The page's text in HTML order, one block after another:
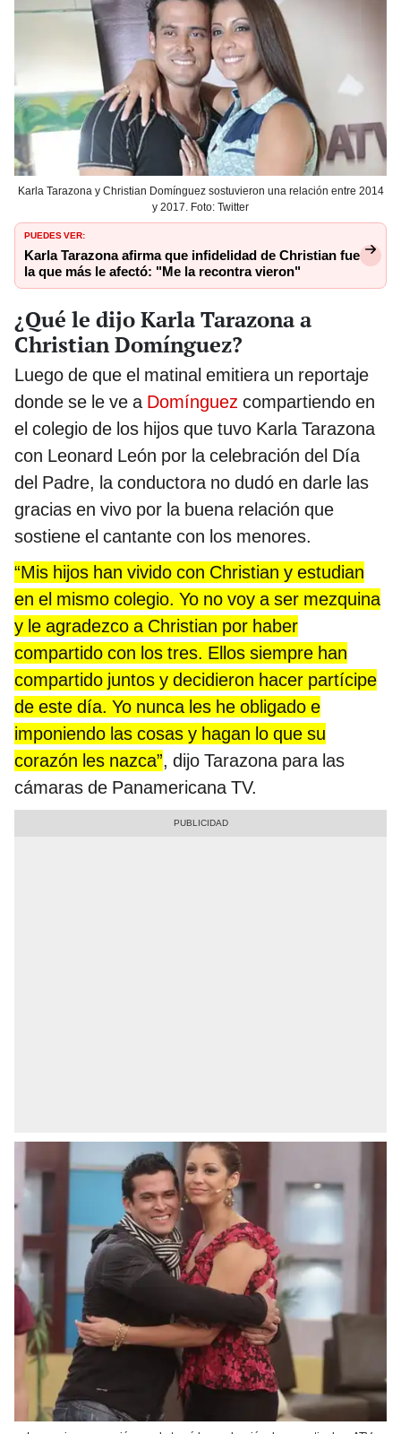
Karla Tarazona y Christian Domínguez sostuvieron una relación entre 2014
y 2017. Foto: Twitter
PUEDES VER:
Karla Tarazona afirma que infidelidad de Christian fue
la que más le afectó: "Me la recontra vieron"
¿Qué le dijo Karla Tarazona a
Christian Domínguez?
Luego de que el matinal emitiera un reportaje
donde se le ve a Domínguez compartiendo en
el colegio de los hijos que tuvo Karla Tarazona
con Leonard León por la celebración del Día
del Padre, la conductora no dudó en darle las
gracias en vivo por la buena relación que
sostiene el cantante con los menores.
“Mis hijos han vivido con Christian y estudian
en el mismo colegio. Yo no voy a ser mezquina
y le agradezco a Christian por haber
compartido con los tres. Ellos siempre han
compartido juntos y decidieron hacer partícipe
de este día. Yo nunca les he obligado e
imponiendo las cosas y hagan lo que su
corazón les nazca”, dijo Tarazona para las
cámaras de Panamericana TV.